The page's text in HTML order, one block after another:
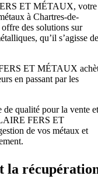
ET MÉTAUX, votre
à Chartres-de-
des solutions sur
qu’il s’agisse
ET MÉTAUX
en passant par les
qualité pour la vente
FERS ET
de vos métaux et
la